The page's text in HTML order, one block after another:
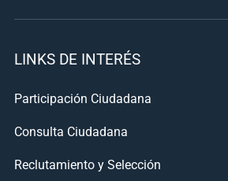
LINKS DE INTERÉS
Participación Ciudadana
Consulta Ciudadana
Reclutamiento y Selección